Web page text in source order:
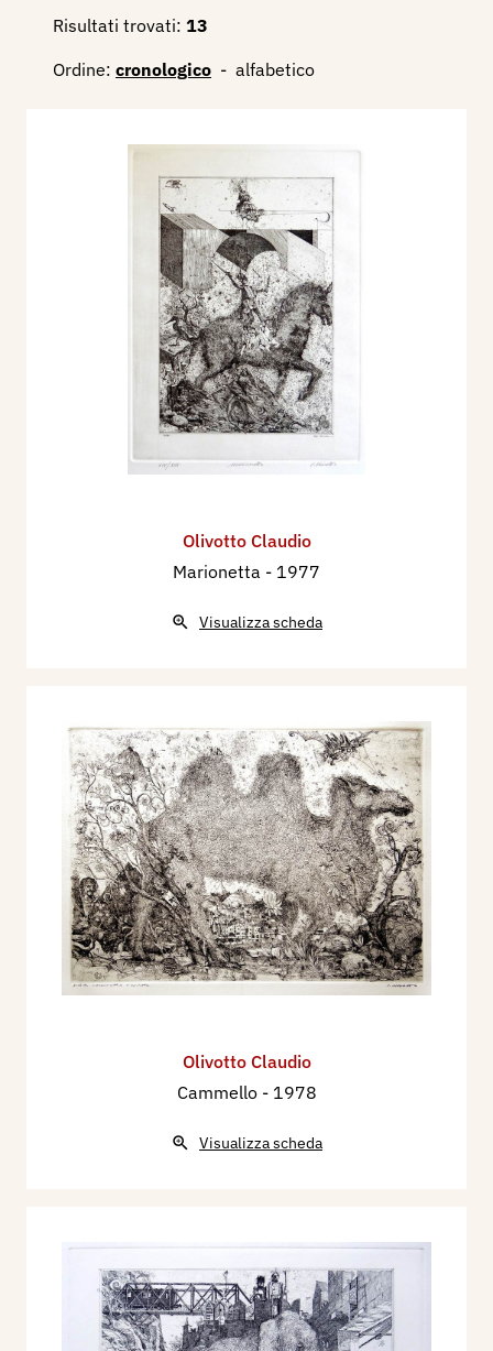
Risultati trovati: 13
Ordine: cronologico - alfabetico
Olivotto Claudio
Marionetta - 1977
Visualizza scheda
Olivotto Claudio
Cammello - 1978
Visualizza scheda